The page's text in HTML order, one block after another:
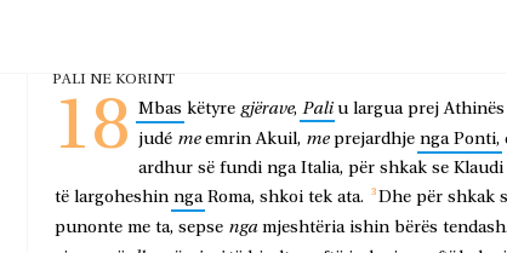
PALI NË KORINT
18 Mbas këtyre gjërave, Pali u largua prej Athinës
judé me emrin Akuil, me prejardhje nga Ponti,
ardhur së fundi nga Italia, për shkak se Klaudi
të largoheshin nga Roma, shkoi tek ata. Dhe për shkak
punonte me ta, sepse nga mjeshtëria ishin bërës tendash.